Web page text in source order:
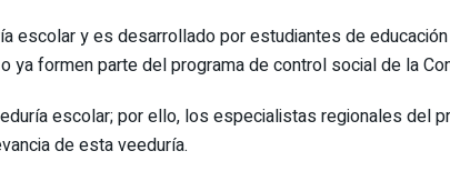
escolar y es desarrollado por estudiantes de
ya formen parte del programa de control social de la
escolar; por ello, los especialistas regionales del
de esta veeduría.